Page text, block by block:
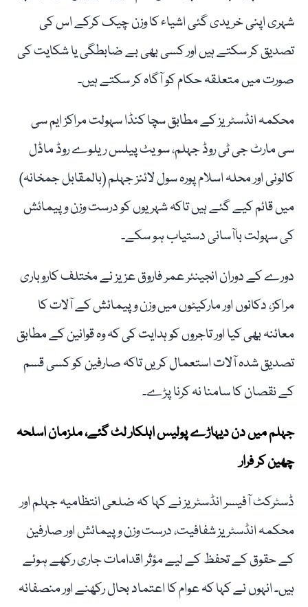
شہری اپنی خریدی گئی اشیاء کا وزن چیک کرکے اس کی
تصدیق کر سکتے ہیں اور کسی بھی بے ضابطگی یا شکایت کی
صورت میں متعلقہ حکام کو آگاہ کر سکتے ہیں۔
محکمہ انڈسٹریز کے مطابق سچا کنڈا سہولت مراکز ایم سی
سی مارٹ جی ٹی روڈ جہلم، سویٹ پیلس ریلوے روڈ ماڈل
کالونی اور محلہ اسلام پورہ سول لائنز جہلم (بالمقابل جمخانہ)
میں قائم کیے گئے ہیں تاکہ شہریوں کو درست وزن و پیمائش
کی سہولت باآسانی دستیاب ہو سکے۔
دورے کے دوران انجینئر عمر فاروق عزیز نے مختلف کاروباری
مراکز، دکانوں اور مارکیٹوں میں وزن و پیمائش کے آلات کا
معائنہ بھی کیا اور تاجروں کو ہدایت کی کہ وہ قوانین کے مطابق
تصدیق شدہ آلات استعمال کریں تاکہ صارفین کو کسی قسم
کے نقصان کا سامنا نہ کرنا پڑے۔
جہلم میں دن دیہاڑے پولیس اہلکار لٹ گئے، ملزمان اسلحہ
چھین کر فرار
ڈسٹرکٹ آفیسر انڈسٹریز نے کہا کہ ضلعی انتظامیہ جہلم اور
محکمہ انڈسٹریز شفافیت، درست وزن و پیمائش اور صارفین
کے حقوق کے تحفظ کے لیے مؤثر اقدامات جاری رکھے ہوئے
ہیں۔ انہوں نے کہا کہ عوام کا اعتماد بحال رکھنے اور منصفانہ